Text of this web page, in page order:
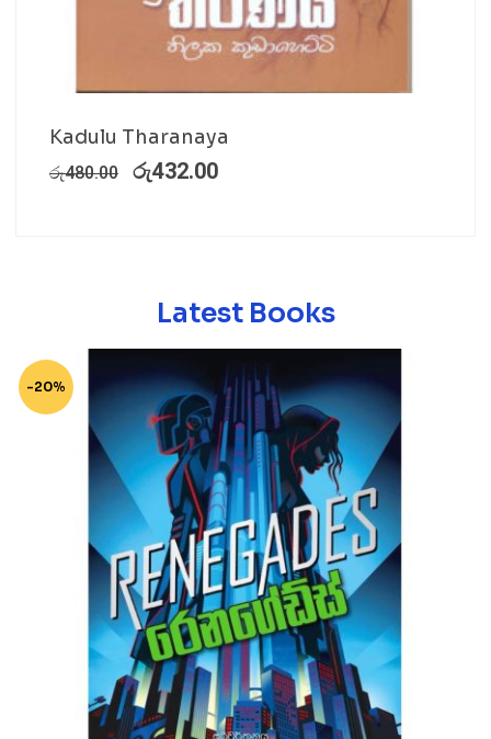
Kadulu Tharanaya
රු480.00 රු432.00
Latest Books
-20%